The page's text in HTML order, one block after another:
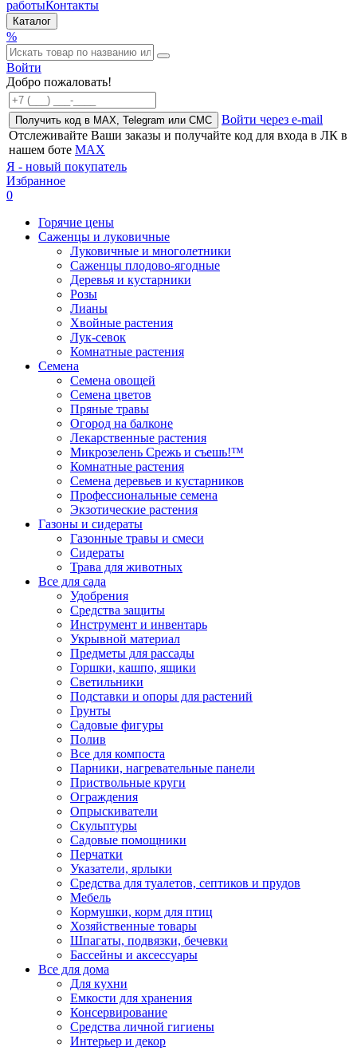
работыКонтакты
Каталог
%
Войти
Добро пожаловать!
Получить код в MAX, Telegram или СМС
Войти через e-mail
Отслеживайте Ваши заказы и получайте код для входа в ЛК в
нашем боте MAX
Я - новый покупатель
Избранное
0
Горячие цены
Саженцы и луковичные
Луковичные и многолетники
Саженцы плодово-ягодные
Деревья и кустарники
Розы
Лианы
Хвойные растения
Лук-севок
Комнатные растения
Семена
Семена овощей
Семена цветов
Пряные травы
Огород на балконе
Лекарственные растения
Микрозелень Срежь и съешь!™
Комнатные растения
Семена деревьев и кустарников
Профессиональные семена
Экзотические растения
Газоны и сидераты
Газонные травы и смеси
Сидераты
Трава для животных
Все для сада
Удобрения
Средства защиты
Инструмент и инвентарь
Укрывной материал
Предметы для рассады
Горшки, кашпо, ящики
Светильники
Подставки и опоры для растений
Грунты
Садовые фигуры
Полив
Все для компоста
Парники, нагревательные панели
Приствольные круги
Ограждения
Опрыскиватели
Скульптуры
Садовые помощники
Перчатки
Указатели, ярлыки
Средства для туалетов, септиков и прудов
Мебель
Кормушки, корм для птиц
Хозяйственные товары
Шпагаты, подвязки, бечевки
Бассейны и аксессуары
Все для дома
Для кухни
Емкости для хранения
Консервирование
Средства личной гигиены
Интерьер и декор